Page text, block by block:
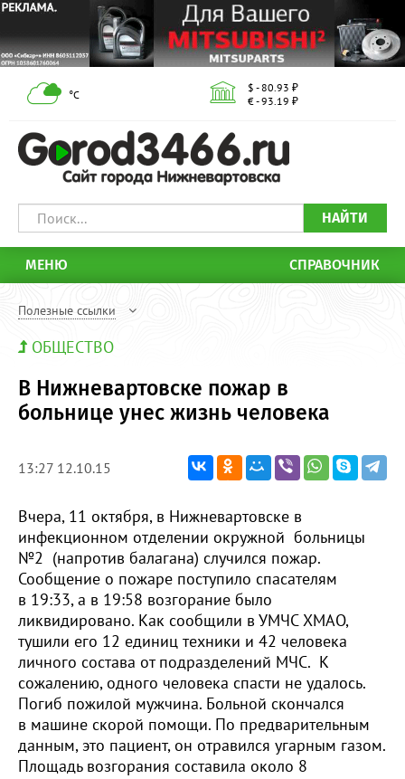
°С
$ - 80.93 ₽
€ - 93.19 ₽
НАЙТИ
МЕНЮ СПРАВОЧНИК
Полезные ссылки
ОБЩЕСТВО
В Нижневартовске пожар в
больнице унес жизнь человека
13:27 12.10.15
Вчера, 11 октября, в Нижневартовске в
инфекционном отделении окружной больницы
№2 (напротив балагана) случился пожар.
Сообщение о пожаре поступило спасателям
в 19:33, а в 19:58 возгорание было
ликвидировано. Как сообщили в УМЧС ХМАО,
тушили его 12 единиц техники и 42 человека
личного состава от подразделений МЧС. К
сожалению, одного человека спасти не удалось.
Погиб пожилой мужчина. Больной скончался
в машине скорой помощи. По предварительным
данным, это пациент, он отравился угарным газом.
Площадь возгорания составила около 8